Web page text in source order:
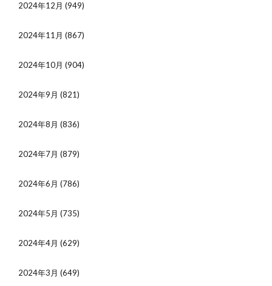
2024年12月 (949)
2024年11月 (867)
2024年10月 (904)
2024年9月 (821)
2024年8月 (836)
2024年7月 (879)
2024年6月 (786)
2024年5月 (735)
2024年4月 (629)
2024年3月 (649)